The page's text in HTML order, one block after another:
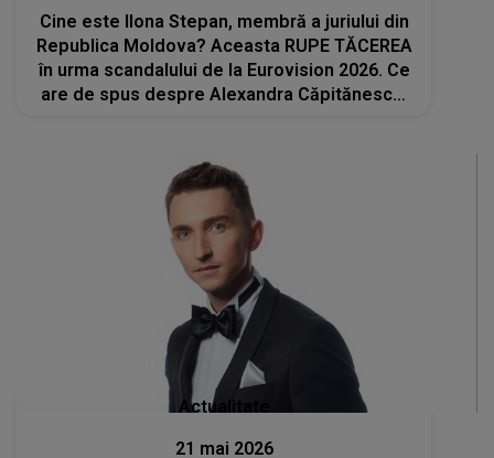
Cine este Ilona Stepan, membră a juriului din
Republica Moldova? Aceasta RUPE TĂCEREA
în urma scandalului de la Eurovision 2026. Ce
are de spus despre Alexandra Căpitănescu:
Actualitate
21 mai 2026